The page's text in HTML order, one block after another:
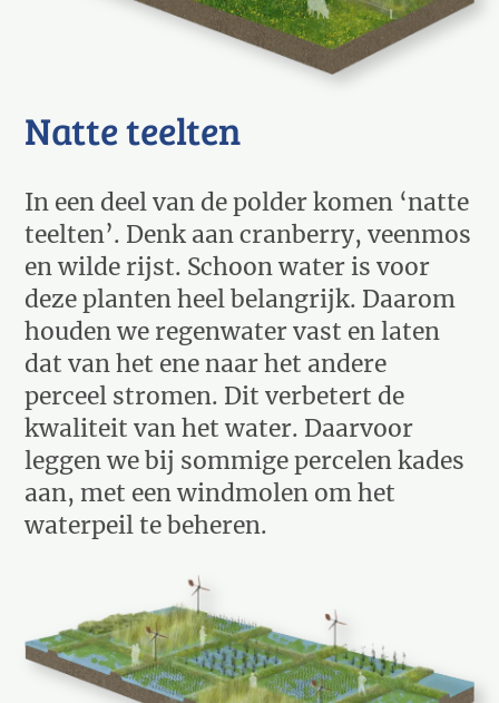
Natte teelten
In een deel van de polder komen ‘natte
teelten’. Denk aan cranberry, veenmos
en wilde rijst. Schoon water is voor
deze planten heel belangrijk. Daarom
houden we regenwater vast en laten
dat van het ene naar het andere
perceel stromen. Dit verbetert de
kwaliteit van het water. Daarvoor
leggen we bij sommige percelen kades
aan, met een windmolen om het
waterpeil te beheren.